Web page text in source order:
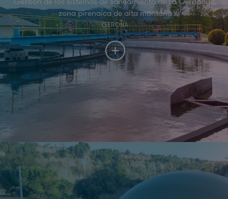
zona pirenaica de alta montaña
GERONA